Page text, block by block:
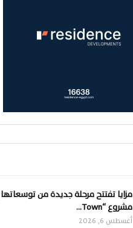
مزايا تفتتح مرحلة جديدة من
مشروع “Town…
أغسطس 6, 2026